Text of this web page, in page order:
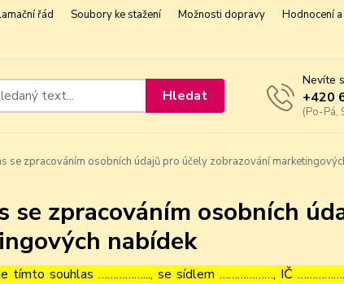
řád Soubory ke stažení Možnosti dopravy
Hodnocení
Hledat
Nevíte
+420
(Po-Pá,
se zpracováním osobních údajů pro účely zobrazování
se zpracováním osobních
nabídek
tímto souhlas ……………..., se sídlem ………………, IČ